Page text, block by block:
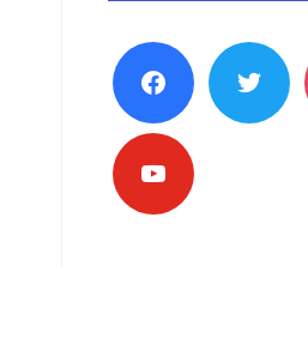
facebook twitter
youtube